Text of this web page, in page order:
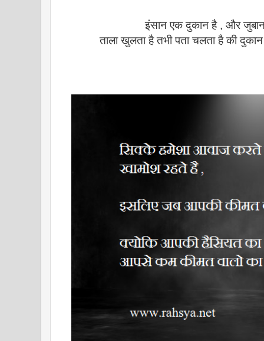
इंसान एक दुकान है , और
ताला खुलता है तभी पता चलता है की